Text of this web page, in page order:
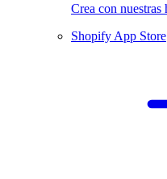
Crea con nuestras
Shopify App Store